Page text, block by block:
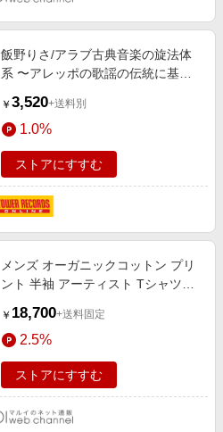
飯野りさ/アラブ古典音楽の旋法体
系 〜アレッポの歌謡の伝統に基づ
[9784799801581]
￥ 3,520+送料別
1.0%
ストアにすすむ
メンズ オーガニックコットン プリ
ント 半袖 アーティスト Tシャツ
￥ 18,700+送料固定
2.5%
ストアにすすむ